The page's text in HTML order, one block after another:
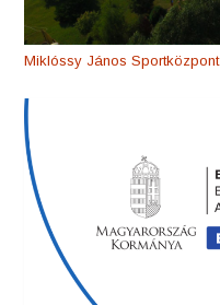
Miklóssy János Sportközpont